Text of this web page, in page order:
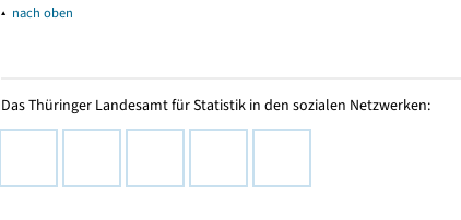
▴ nach oben
Das Thüringer Landesamt für Statistik in den sozialen Netzwerken: